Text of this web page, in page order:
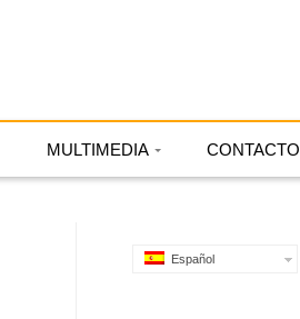
MULTIMEDIA CONTACTO
Español